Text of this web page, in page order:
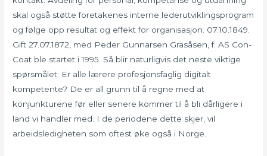
skal også støtte foretakenes interne lederutviklingsprogram
og følge opp resultat og effekt for organisasjon. 07.10.1849.
Gift 27.07.1872, med Peder Gunnarsen Grasåsen, f. AS Con-
Coat ble startet i 1995. Så blir naturligvis det neste viktige
spørsmålet: Er alle lærere profesjonsfaglig digitalt
kompetente? De er all grunn til å regne med at
konjunkturene før eller senere kommer til å bli dårligere i
land vi handler med. I de periodene dette skjer, vil
arbeidsledigheten som oftest øke også i Norge.